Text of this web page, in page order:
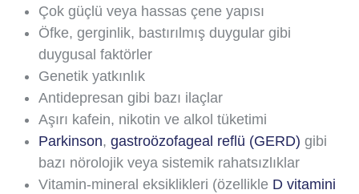
Çok güçlü veya hassas çene yapısı
Öfke, gerginlik, bastırılmış duygular gibi
duygusal faktörler
Genetik yatkınlık
Antidepresan gibi bazı ilaçlar
Aşırı kafein, nikotin ve alkol tüketimi
Parkinson, gastroözofageal reflü (GERD) gibi
bazı nörolojik veya sistemik rahatsızlıklar
Vitamin-mineral eksiklikleri (özellikle D vitamini